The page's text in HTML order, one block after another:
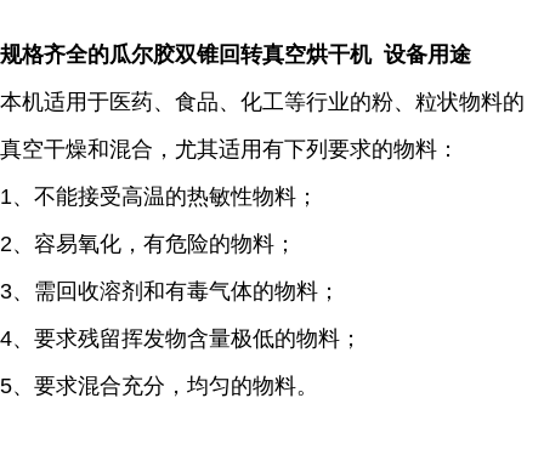
规格齐全的瓜尔胶双锥回转真空烘干机 设备用途
本机适用于医药、食品、化工等行业的粉、粒状物料的
真空干燥和混合，尤其适用有下列要求的物料：
1、不能接受高温的热敏性物料；
2、容易氧化，有危险的物料；
3、需回收溶剂和有毒气体的物料；
4、要求残留挥发物含量极低的物料；
5、要求混合充分，均匀的物料。